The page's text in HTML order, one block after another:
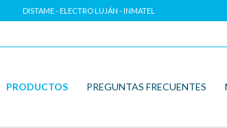
DISTAME - ELECTRO LUJÁN - INMATEL
PRODUCTOS PREGUNTAS FRECUENTES